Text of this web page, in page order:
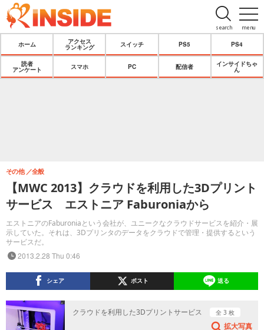
menu
search
ホーム
アクセス
ランキング
スイッチ PS5 PS4
読者
アンケート
スマホ PC 配信者
インサイドちゃ
ん
【MWC 2013】クラウドを利用した3Dプリント
サービス エストニア Faburoniaから
エストニアのFaburoniaという会社が、ユニークなクラウドサービスを紹介・展
示していた。それは、3Dプリンタのデータをクラウドで管理・提供するという
サービスだ。
その他 全般
2013.2.28 Thu 0:46
シェア ポスト 送る
クラウドを利用した3Dプリントサービス 全 3 枚
拡大写真